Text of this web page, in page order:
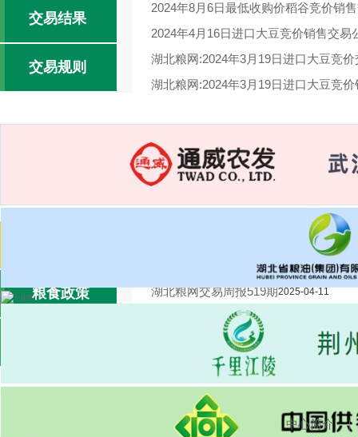
交易结果
交易规则
2024年8月6日最低收购价稻谷竞价销
2024年4月16日进口大豆竞价销售交易
湖北粮网:2024年3月19日进口大豆竞
湖北粮网:2024年3月19日进口大豆竞
粮食政策
2025-04-18
湖北粮网交易周报519期2025-04-11
湖北粮网:湖北粮网交易周报518期2025-
中心简介
|